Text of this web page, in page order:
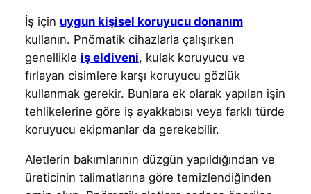
İş için uygun kişisel koruyucu donanım
kullanın. Pnömatik cihazlarla çalışırken
genellikle iş eldiveni, kulak koruyucu ve
fırlayan cisimlere karşı koruyucu gözlük
kullanmak gerekir. Bunlara ek olarak yapılan işin
tehlikelerine göre iş ayakkabısı veya farklı türde
koruyucu ekipmanlar da gerekebilir.
Aletlerin bakımlarının düzgün yapıldığından ve
üreticinin talimatlarına göre temizlendiğinden